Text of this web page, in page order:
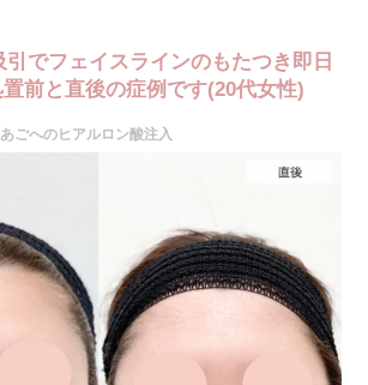
でフェイスラインのもたつき即日
前と直後の症例です(20代女性)
ごへのヒアルロン酸注入